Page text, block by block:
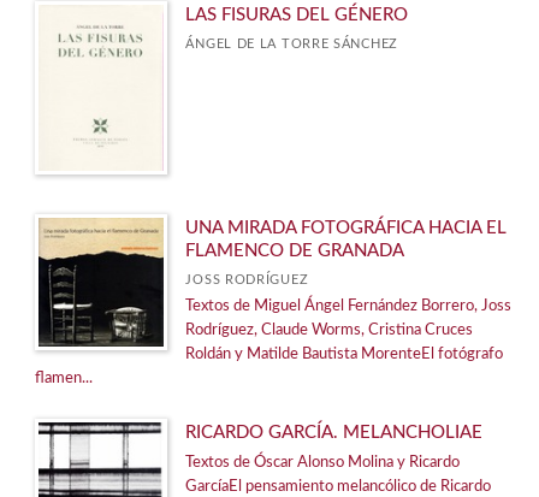
EMPLEO Y DESARROLLO
TERRITORIO
NUESTRAS COLECCIONES
Álbum infantil
Ángel Ganivet
Biblioteca de Etnología
Buenas Prácticas
Catálogos de arte
LAS FISURAS DEL GÉNERO
ÁNGEL DE LA TORRE SÁNCHEZ
UNA MIRADA FOTOGRÁFICA HACIA EL
FLAMENCO DE GRANADA
JOSS RODRÍGUEZ
Textos de Miguel Ángel Fernández Borrero, Joss
Rodríguez, Claude Worms, Cristina Cruces
Roldán y Matilde Bautista MorenteEl fotógrafo
flamen...
RICARDO GARCÍA. MELANCHOLIAE
Textos de Óscar Alonso Molina y Ricardo
GarcíaEl pensamiento melancólico de Ricardo